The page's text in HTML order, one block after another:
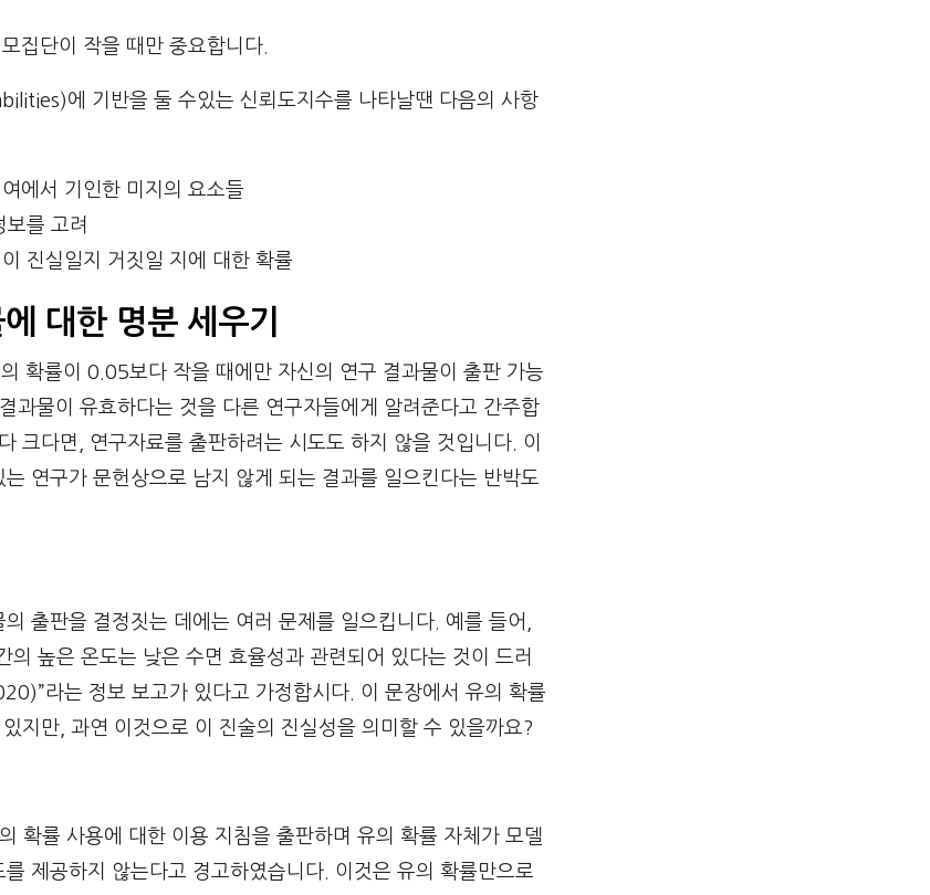
집단이 작을 때만 중요합니다.
에 기반을 둘 수있는 신뢰도지수를 나타날땐 다음의 사항
에서 기인한 미지의 요소들
보를 고려
진실일지 거짓일 지에 대한 확률
대한 명분 세우기
확률이 0.05보다 작을 때에만 자신의 연구 결과물이 출판 가능
과물이 유효하다는 것을 다른 연구자들에게 알려준다고 간주합
크다면, 연구자료를 출판하려는 시도도 하지 않을 것입니다. 이
연구가 문헌상으로 남지 않게 되는 결과를 일으킨다는 반박도
출판을 결정짓는 데에는 여러 문제를 일으킵니다. 예를 들어,
의 높은 온도는 낮은 수면 효율성과 관련되어 있다는 것이 드러
라는 정보 보고가 있다고 가정합시다. 이 문장에서 유의 확률
지만, 과연 이것으로 이 진술의 진실성을 의미할 수 있을까요?
확률 사용에 대한 이용 지침을 출판하며 유의 확률 자체가 모델
제공하지 않는다고 경고하였습니다. 이것은 유의 확률만으로